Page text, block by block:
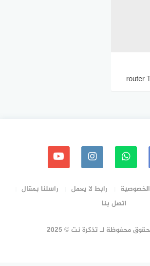
router
رابط لا يعمل
راسلنا بمقال
اتصل بنا
محفوظة لـ تذكرة نت © 2025